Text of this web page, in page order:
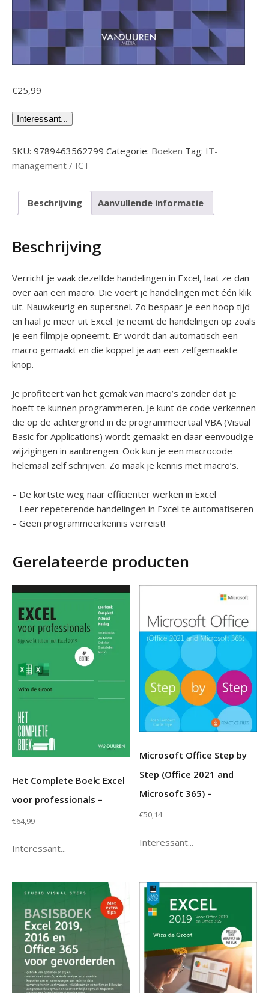
€25,99
Interessant...
SKU: 9789463562799 Categorie: Boeken Tag: IT-
management / ICT
Beschrijving Aanvullende informatie
Beschrijving
Verricht je vaak dezelfde handelingen in Excel, laat ze dan
over aan een macro. Die voert je handelingen met één klik
uit. Nauwkeurig en supersnel. Zo bespaar je een hoop tijd
en haal je meer uit Excel. Je neemt de handelingen op zoals
je een filmpje opneemt. Er wordt dan automatisch een
macro gemaakt en die koppel je aan een zelfgemaakte
knop.
Je profiteert van het gemak van macro’s zonder dat je
hoeft te kunnen programmeren. Je kunt de code verkennen
die op de achtergrond in de programmeertaal VBA (Visual
Basic for Applications) wordt gemaakt en daar eenvoudige
wijzigingen in aanbrengen. Ook kun je een macrocode
helemaal zelf schrijven. Zo maak je kennis met macro’s.
– De kortste weg naar efficiënter werken in Excel
– Leer repeterende handelingen in Excel te automatiseren
– Geen programmeerkennis verreist!
Gerelateerde producten
Het Complete Boek: Excel
voor professionals –
€64,99
Interessant...
Microsoft Office Step by
Step (Office 2021 and
Microsoft 365) –
€50,14
Interessant...